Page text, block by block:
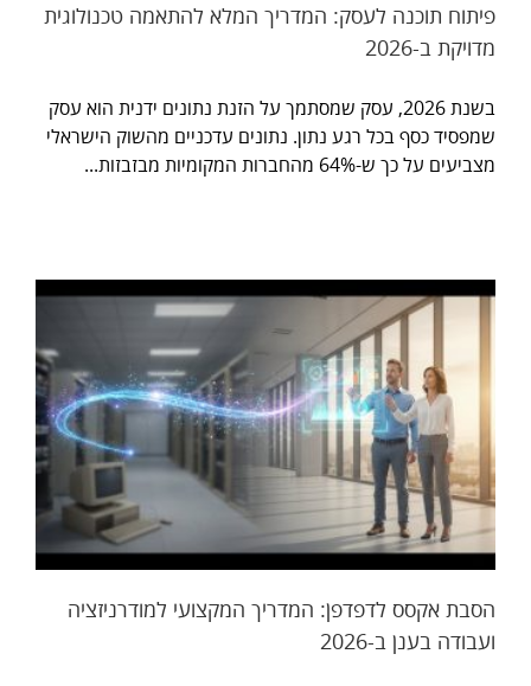
פיתוח תוכנה לעסק: המדריך המלא להתאמה טכנולוגית
מדויקת ב-2026
בשנת 2026, עסק שמסתמך על הזנת נתונים ידנית הוא עסק
שמפסיד כסף בכל רגע נתון. נתונים עדכניים מהשוק הישראלי
מצביעים על כך ש-64% מהחברות המקומיות מבזבזות...
הסבת אקסס לדפדפן: המדריך המקצועי למודרניזציה
ועבודה בענן ב-2026